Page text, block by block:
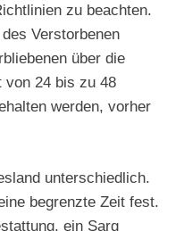
zu beachten.
Verstorbenen
über die
von 24 bis zu 48
werden, vorher
unterschiedlich.
begrenzte Zeit fest.
ein Sarg